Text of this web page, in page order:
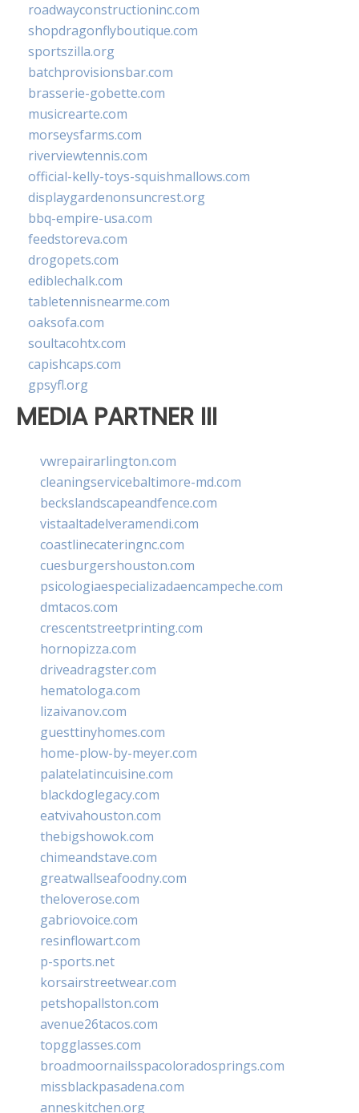
roadwayconstructioninc.com
shopdragonflyboutique.com
sportszilla.org
batchprovisionsbar.com
brasserie-gobette.com
musicrearte.com
morseysfarms.com
riverviewtennis.com
official-kelly-toys-squishmallows.com
displaygardenonsuncrest.org
bbq-empire-usa.com
feedstoreva.com
drogopets.com
ediblechalk.com
tabletennisnearme.com
oaksofa.com
soultacohtx.com
capishcaps.com
gpsyfl.org
MEDIA PARTNER III
vwrepairarlington.com
cleaningservicebaltimore-md.com
beckslandscapeandfence.com
vistaaltadelveramendi.com
coastlinecateringnc.com
cuesburgershouston.com
psicologiaespecializadaencampeche.com
dmtacos.com
crescentstreetprinting.com
hornopizza.com
driveadragster.com
hematologa.com
lizaivanov.com
guesttinyhomes.com
home-plow-by-meyer.com
palatelatincuisine.com
blackdoglegacy.com
eatvivahouston.com
thebigshowok.com
chimeandstave.com
greatwallseafoodny.com
theloverose.com
gabriovoice.com
resinflowart.com
p-sports.net
korsairstreetwear.com
petshopallston.com
avenue26tacos.com
topgglasses.com
broadmoornailsspacoloradosprings.com
missblackpasadena.com
anneskitchen.org